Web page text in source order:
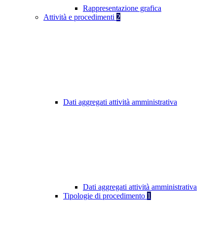
Rappresentazione grafica
Attività e procedimenti 2
Dati aggregati attività amministrativa
Dati aggregati attività amministrativa
Tipologie di procedimento 1